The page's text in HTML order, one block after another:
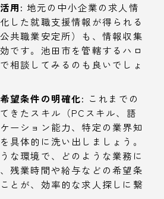
用: 地元の中小企業の求人情
した就職支援情報が得られる
共職業安定所）も、情報収集
です。池田市を管轄するハロ
相談してみるのも良いでしょ
望条件の明確化: これまでの
きたスキル（PCスキル、語
ーション能力、特定の業界知
具体的に洗い出しましょう。
な環境で、どのような業務に
残業時間や給与などの希望条
とが、効率的な求人探しに繋